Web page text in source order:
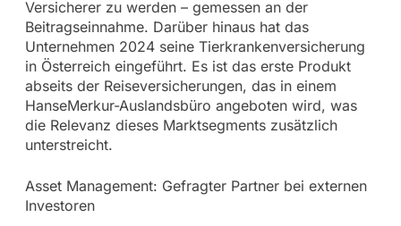
Versicherer zu werden – gemessen an der
Beitragseinnahme. Darüber hinaus hat das
Unternehmen 2024 seine Tierkrankenversicherung
in Österreich eingeführt. Es ist das erste Produkt
abseits der Reiseversicherungen, das in einem
HanseMerkur-Auslandsbüro angeboten wird, was
die Relevanz dieses Marktsegments zusätzlich
unterstreicht.
Asset Management: Gefragter Partner bei externen
Investoren